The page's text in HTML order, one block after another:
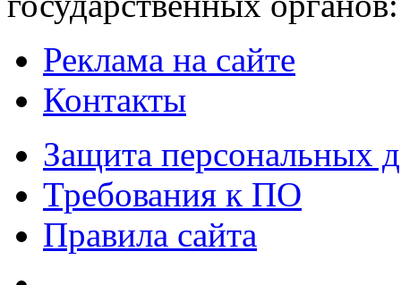
Реклама на сайте
Контакты
Защита персональных
Требования к ПО
Правила сайта